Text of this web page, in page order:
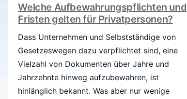
Welche Aufbewahrungspflichten und
Fristen gelten für Privatpersonen?
Dass Unternehmen und Selbstständige von
Gesetzeswegen dazu verpflichtet sind, eine
Vielzahl von Dokumenten über Jahre und
Jahrzehnte hinweg aufzubewahren, ist
hinlänglich bekannt. Was aber nur wenige